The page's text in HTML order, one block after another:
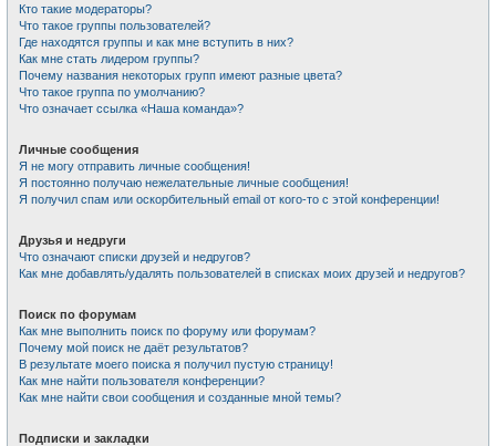
Кто такие модераторы?
Что такое группы пользователей?
Где находятся группы и как мне вступить в них?
Как мне стать лидером группы?
Почему названия некоторых групп имеют разные цвета?
Что такое группа по умолчанию?
Что означает ссылка «Наша команда»?
Личные сообщения
Я не могу отправить личные сообщения!
Я постоянно получаю нежелательные личные сообщения!
Я получил спам или оскорбительный email от кого-то с этой конференции!
Друзья и недруги
Что означают списки друзей и недругов?
Как мне добавлять/удалять пользователей в списках моих друзей и недругов?
Поиск по форумам
Как мне выполнить поиск по форуму или форумам?
Почему мой поиск не даёт результатов?
В результате моего поиска я получил пустую страницу!
Как мне найти пользователя конференции?
Как мне найти свои сообщения и созданные мной темы?
Подписки и закладки